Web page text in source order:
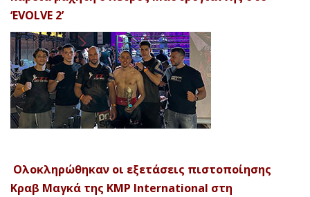
‘EVOLVE 2’
Ολοκληρώθηκαν οι εξετάσεις πιστοποίησης
Κραβ Μαγκά της KMP International στη